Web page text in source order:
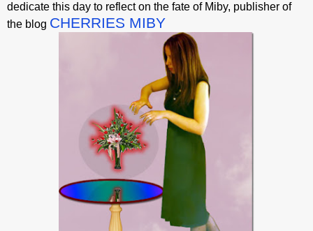
dedicate this day to reflect on the fate of Miby, publisher of
the blog CHERRIES MIBY